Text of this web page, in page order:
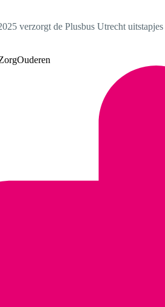
verzorgt de Plusbus Utrecht
Ouderen